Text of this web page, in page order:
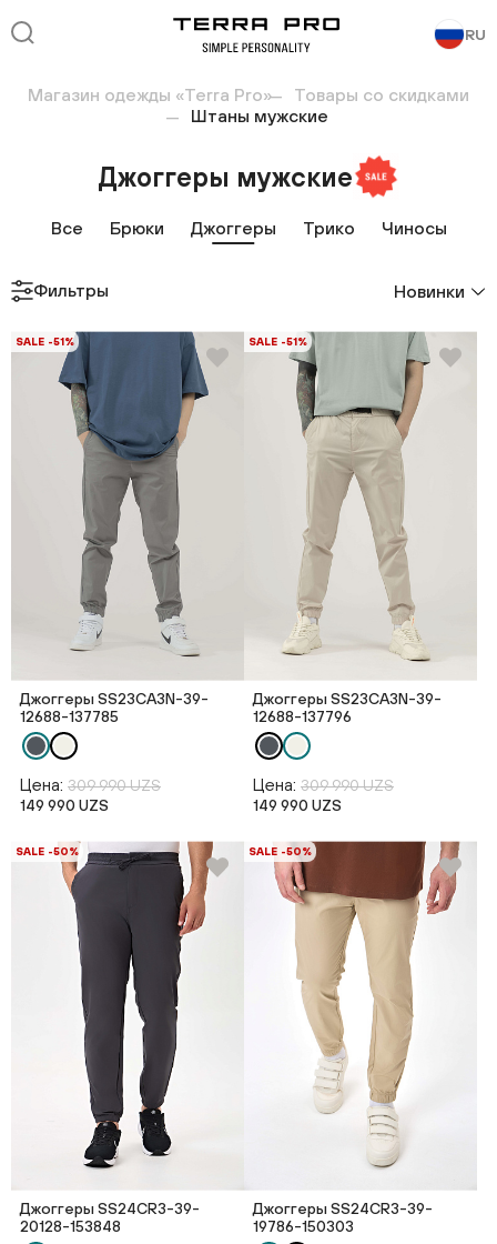
RU
Магазин одежды «Terra Pro»
Товары со скидками
Штаны мужские
Джоггеры мужские
Все Брюки Джоггеры Трико Чиносы
Фильтры Новинки
SALE -51%
Джоггеры SS23CA3N-39-
12688-137785
Цена: 309 990 UZS
149 990 UZS
SALE -51%
Джоггеры SS23CA3N-39-
12688-137796
Цена: 309 990 UZS
149 990 UZS
SALE -50%
Джоггеры SS24CR3-39-
20128-153848
SALE -50%
Джоггеры SS24CR3-39-
19786-150303